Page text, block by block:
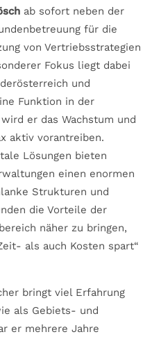
ab sofort neben der
für die
von Vertriebsstrategien
Fokus liegt dabei
und
Funktion in der
er das Wachstum und
aktiv vorantreiben.
Lösungen bieten
einen enormen
Strukturen und
die Vorteile der
näher zu bringen,
als auch Kosten spart“
bringt viel Erfahrung
als Gebiets- und
er mehrere Jahre